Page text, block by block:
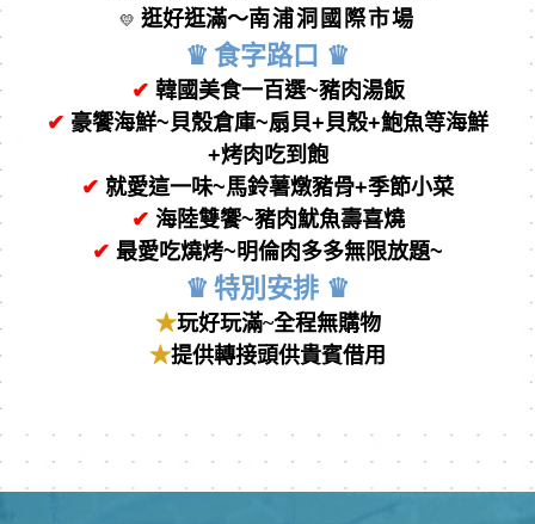
💛 逛好逛滿～南浦洞國際市場
♛ 食字路⼝ ♛
✔ 韓國美食一百選~豬肉湯飯
✔ 豪饗海鮮~貝殼倉庫~扇貝+貝殼+鮑魚等海鮮
+烤肉吃到飽
✔ 就愛這一味~馬鈴薯燉豬骨+季節小菜
✔ 海陸雙饗~豬肉魷魚壽喜燒
✔ 最愛吃燒烤~明倫肉多多無限放題~
♛ 特別安排 ♛
★玩好玩滿~全程無購物
★提供轉接頭供貴賓借用